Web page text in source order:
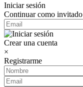
Iniciar sesión
Continuar como invitado
Crear una cuenta
×
Registrarme